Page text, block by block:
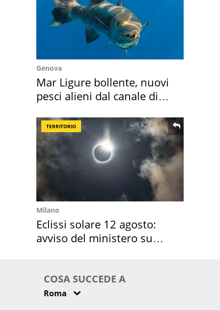
Genova
Mar Ligure bollente, nuovi
pesci alieni dal canale di
TERRITORIO
Milano
Eclissi solare 12 agosto:
avviso del ministero su